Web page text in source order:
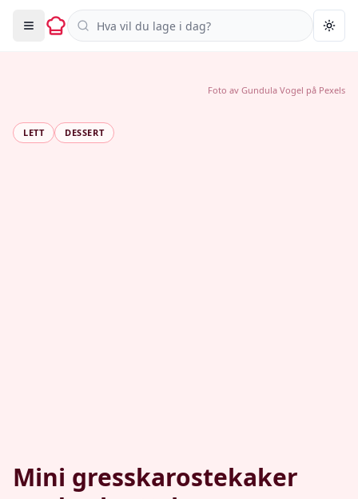
Søk i oppskrifter
LETT DESSERT
Mini gresskarostekaker
Foto av Gundula Vogel på Pexels